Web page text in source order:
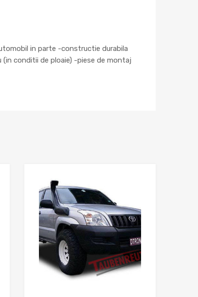
in parte -constructie durabila
conditii de ploaie) -piese de montaj